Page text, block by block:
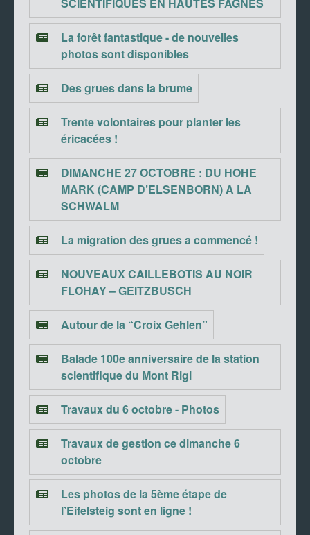
La forêt fantastique - de nouvelles
photos sont disponibles
Des grues dans la brume
Trente volontaires pour planter les
éricacées !
DIMANCHE 27 OCTOBRE : DU HOHE
MARK (CAMP D’ELSENBORN) A LA
SCHWALM
La migration des grues a commencé !
NOUVEAUX CAILLEBOTIS AU NOIR
FLOHAY – GEITZBUSCH
Autour de la “Croix Gehlen”
Balade 100e anniversaire de la station
scientifique du Mont Rigi
Travaux du 6 octobre - Photos
Travaux de gestion ce dimanche 6
octobre
Les photos de la 5ème étape de
l’Eifelsteig sont en ligne !